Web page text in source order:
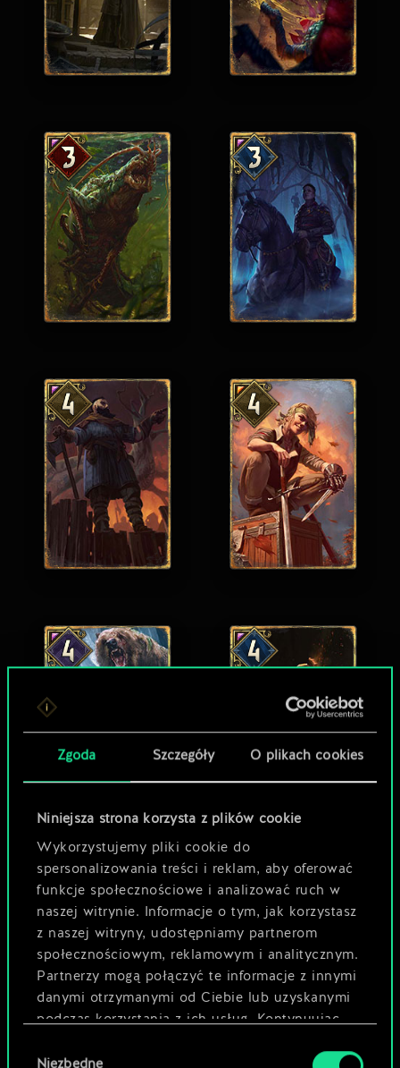
Zgoda Szczegóły O plikach cookies
Niniejsza strona korzysta z plików cookie
Wykorzystujemy pliki cookie do
spersonalizowania treści i reklam, aby oferować
funkcje społecznościowe i analizować ruch w
naszej witrynie. Informacje o tym, jak korzystasz
z naszej witryny, udostępniamy partnerom
społecznościowym, reklamowym i analitycznym.
Partnerzy mogą połączyć te informacje z innymi
danymi otrzymanymi od Ciebie lub uzyskanymi
podczas korzystania z ich usług. Kontynuując
używanie plików cookie.
Niezbędne